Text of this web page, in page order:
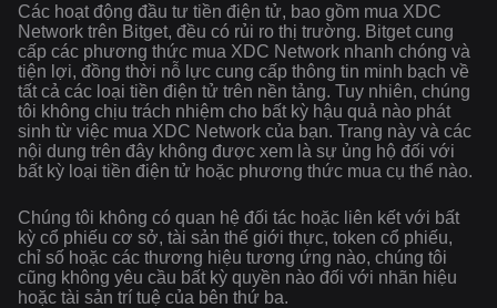
Các hoạt động đầu tư tiền điện tử, bao gồm mua XDC
Network trên Bitget, đều có rủi ro thị trường. Bitget cung
cấp các phương thức mua XDC Network nhanh chóng và
tiện lợi, đồng thời nỗ lực cung cấp thông tin minh bạch về
tất cả các loại tiền điện tử trên nền tảng. Tuy nhiên, chúng
tôi không chịu trách nhiệm cho bất kỳ hậu quả nào phát
sinh từ việc mua XDC Network của bạn. Trang này và các
nội dung trên đây không được xem là sự ủng hộ đối với
bất kỳ loại tiền điện tử hoặc phương thức mua cụ thể nào.
Chúng tôi không có quan hệ đối tác hoặc liên kết với bất
kỳ cổ phiếu cơ sở, tài sản thế giới thực, token cổ phiếu,
chỉ số hoặc các thương hiệu tương ứng nào, chúng tôi
cũng không yêu cầu bất kỳ quyền nào đối với nhãn hiệu
hoặc tài sản trí tuệ của bên thứ ba.